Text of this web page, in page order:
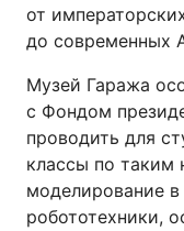
от
до современных
Музей Гаража
с Фондом
проводить для
классы по таким
моделирование
робототехники,